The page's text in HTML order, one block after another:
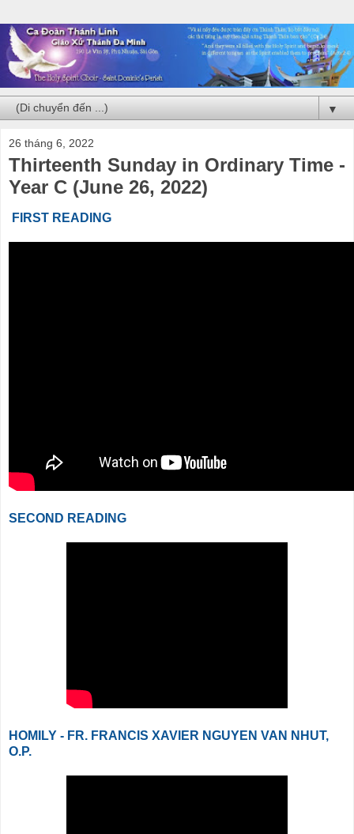
▼
26 tháng 6, 2022
Thirteenth Sunday in Ordinary Time -
Year C (June 26, 2022)
FIRST READING
SECOND READING
HOMILY - FR. FRANCIS XAVIER NGUYEN VAN NHUT,
O.P.